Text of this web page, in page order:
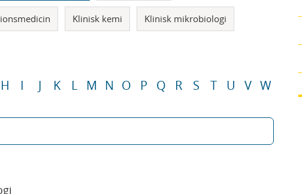
Klinisk kemi Klinisk mikrobiologi
H I J K L M N O P Q R S T U V W